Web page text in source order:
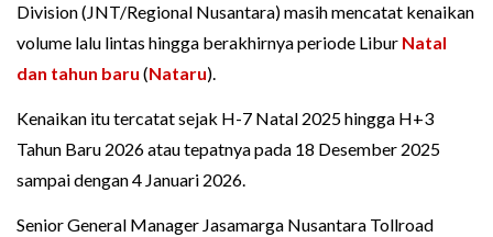
Division (JNT/Regional Nusantara) masih mencatat kenaikan
volume lalu lintas hingga berakhirnya periode Libur Natal
dan tahun baru (Nataru).
Kenaikan itu tercatat sejak H-7 Natal 2025 hingga H+3
Tahun Baru 2026 atau tepatnya pada 18 Desember 2025
sampai dengan 4 Januari 2026.
Senior General Manager Jasamarga Nusantara Tollroad